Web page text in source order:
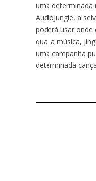
uma determinada
AudioJungle, a
poderá usar onde
qual a música,
uma campanha
determinada